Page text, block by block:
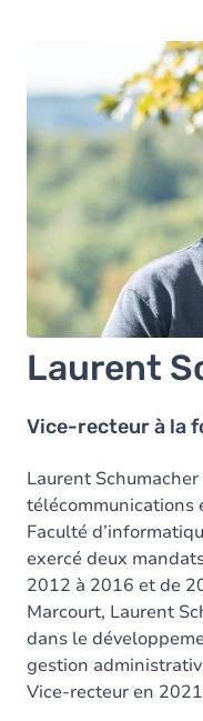
Laurent
Vice-recteur à la
Laurent
télécommunications
Faculté
exercé deux
2012 à 2016 et de
Marcourt, Laurent
dans le
gestion
Vice-recteur en